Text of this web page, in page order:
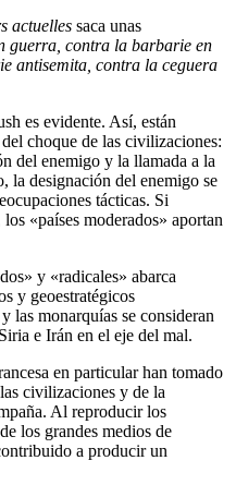
actuelles saca unas
guerra, contra la barbarie en
antisemita, contra la ceguera
es evidente. Así, están
choque de las civilizaciones:
del enemigo y la llamada a la
la designación del enemigo se
tácticas. Si
«países moderados» aportan
y «radicales» abarca
y geoestratégicos
las monarquías se consideran
e Irán en el eje del mal.
en particular han tomado
civilizaciones y de la
Al reproducir los
los grandes medios de
a producir un